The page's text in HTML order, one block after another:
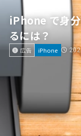
iPhone で身
るには？
広告 iPhone